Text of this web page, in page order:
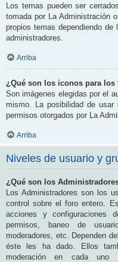
Los temas pueden ser
tomada por La Administración
propios temas dependiendo
administradores.
Arriba
¿Qué son los iconos para los
Son imágenes elegidas por el
mismo. La posibilidad de
permisos otorgados por La
Arriba
Niveles de usuario y
¿Qué son los
Los Administradores son los
control sobre el foro entero.
acciones y configuraciones
permisos, baneo de
moderadores, etc. Dependen
éste les ha dado. Ellos
moderación en cada